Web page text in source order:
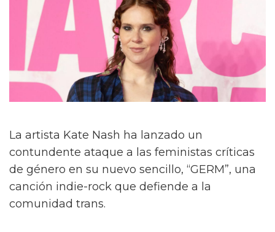
La artista Kate Nash ha lanzado un
contundente ataque a las feministas críticas
de género en su nuevo sencillo, “GERM”, una
canción indie-rock que defiende a la
comunidad trans.